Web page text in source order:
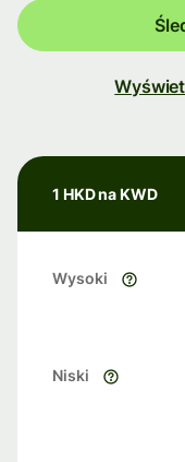
1 HKD na KWD
Wysoki
Niski